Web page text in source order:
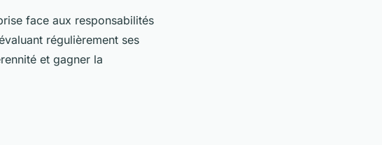
face aux responsabilités
régulièrement ses
et gagner la